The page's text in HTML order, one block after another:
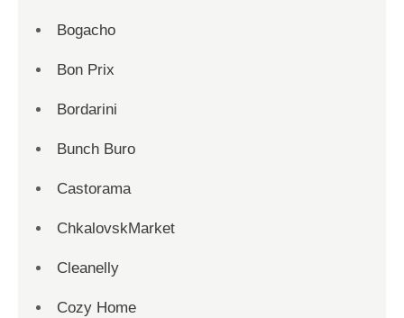
Bogacho
Bon Prix
Bordarini
Bunch Buro
Castorama
ChkalovskMarket
Cleanelly
Cozy Home